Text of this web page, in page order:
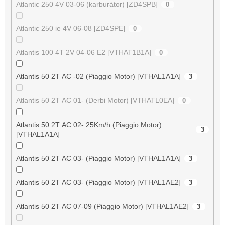
Atlantic 250 4V 03-06 (karburátor) [ZD4SPB] 0
Atlantic 250 ie 4V 06-08 [ZD4SPE] 0
Atlantis 100 4T 2V 04-06 E2 [VTHAT1B1A] 0
Atlantis 50 2T AC -02 (Piaggio Motor) [VTHAL1A1A] 3
Atlantis 50 2T AC 01- (Derbi Motor) [VTHATL0EA] 0
Atlantis 50 2T AC 02- 25Km/h (Piaggio Motor)
[VTHAL1A1A]
3
Atlantis 50 2T AC 03- (Piaggio Motor) [VTHAL1A1A] 3
Atlantis 50 2T AC 03- (Piaggio Motor) [VTHAL1AE2] 3
Atlantis 50 2T AC 07-09 (Piaggio Motor) [VTHAL1AE2] 3